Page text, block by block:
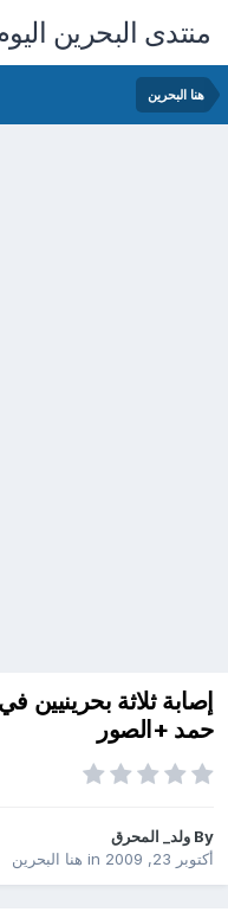
منتدى البحرين
هنا البحرين
إصابة ثلاثة
حمد +الصور
By ولد_ المحرق
أكتوبر 23, 2009
in هنا البحرين